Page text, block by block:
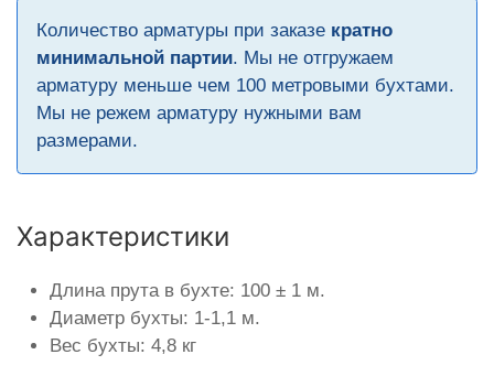
Количество арматуры при заказе кратно
минимальной партии. Мы не отгружаем
арматуру меньше чем 100 метровыми бухтами.
Мы не режем арматуру нужными вам
размерами.
Характеристики
Длина прута в бухте: 100 ± 1 м.
Диаметр бухты: 1-1,1 м.
Вес бухты: 4,8 кг